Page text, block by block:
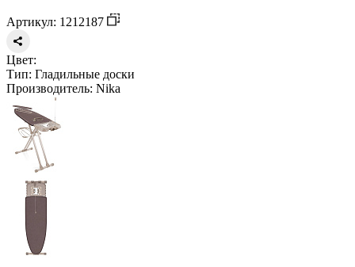
Артикул: 1212187
Цвет:
Тип: Гладильные доски
Производитель: Nika